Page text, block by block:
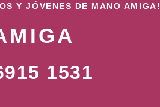
Y JÓVENES DE MANO AMIGA!
1531